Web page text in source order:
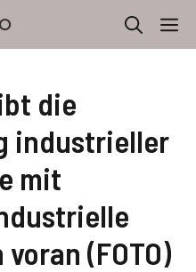
die
industrieller
mit
(FOTO)